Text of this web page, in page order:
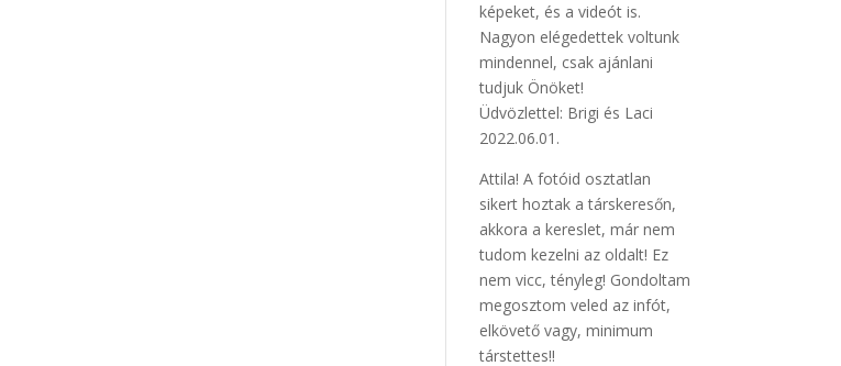
képeket, és a videót is.
Nagyon elégedettek voltunk
mindennel, csak ajánlani
tudjuk Önöket!
Üdvözlettel: Brigi és Laci
2022.06.01.
Attila! A fotóid osztatlan
sikert hoztak a társkeresőn,
akkora a kereslet, már nem
tudom kezelni az oldalt! Ez
nem vicc, tényleg! Gondoltam
megosztom veled az infót,
elkövető vagy, minimum
társtettes!!